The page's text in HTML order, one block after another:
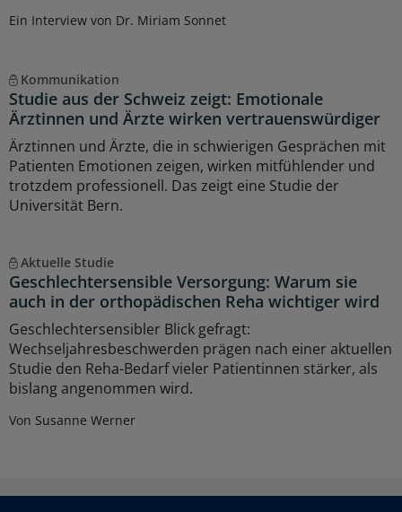
Ein Interview von Dr. Miriam Sonnet
Kommunikation
Studie aus der Schweiz zeigt: Emotionale
Ärztinnen und Ärzte wirken vertrauenswürdiger
Ärztinnen und Ärzte, die in schwierigen Gesprächen mit
Patienten Emotionen zeigen, wirken mitfühlender und
trotzdem professionell. Das zeigt eine Studie der
Universität Bern.
Aktuelle Studie
Geschlechtersensible Versorgung: Warum sie
auch in der orthopädischen Reha wichtiger wird
Geschlechtersensibler Blick gefragt:
Wechseljahresbeschwerden prägen nach einer aktuellen
Studie den Reha-Bedarf vieler Patientinnen stärker, als
bislang angenommen wird.
Von Susanne Werner